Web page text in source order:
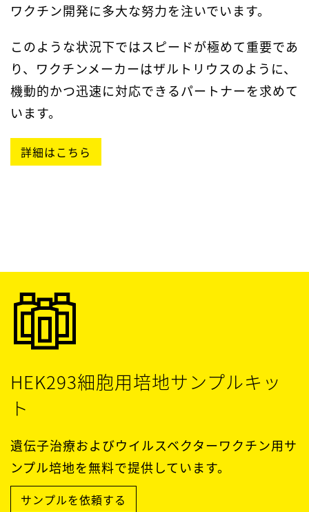
ワクチン開発に多大な努力を注いでいます。
このような状況下ではスピードが極めて重要であ
り、ワクチンメーカーはザルトリウスのように、
機動的かつ迅速に対応できるパートナーを求めて
います。
詳細はこちら
HEK293細胞用培地サンプルキッ
ト
遺伝子治療およびウイルスベクターワクチン用サ
ンプル培地を無料で提供しています。
サンプルを依頼する